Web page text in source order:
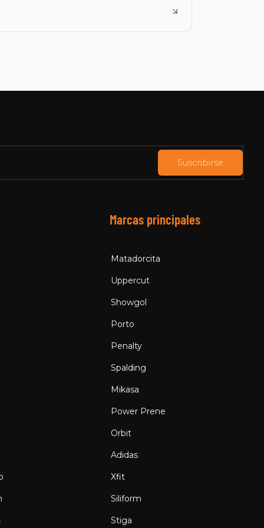
Suscribirse
Marcas principales
Matadorcita
Uppercut
Showgol
Porto
Penalty
Spalding
Mikasa
Power Prene
Orbit
Adidas
Xfit
Siliform
Stiga